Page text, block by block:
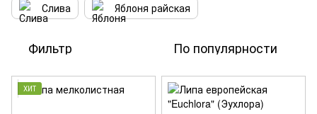
Слива
Яблоня райская
Фильтр По популярности
ХИТ